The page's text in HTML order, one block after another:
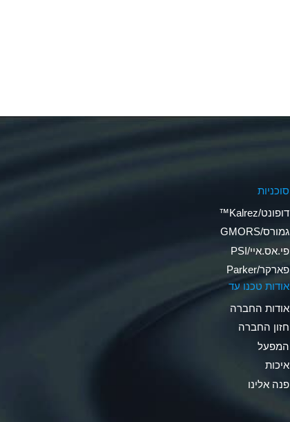
סוכניות
דופונט/Kalrez™
גמורס/GMORS
פי.אס.איי/PSI
פארקר/Parker
אודות טכנו עד
אודות החברה
חזון החברה
המפעל
איכות
פנה אלינו